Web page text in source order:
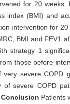
for 20 weeks.
index (BMI) and
intervention for
BMI and FEV1
strategy 1
those before
very severe COPD
of severe COPD
Conclusion Patients